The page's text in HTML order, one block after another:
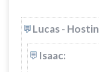
Lucas -
Isaac: